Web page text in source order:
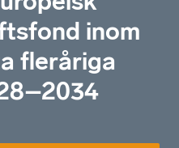
inom
fleråriga